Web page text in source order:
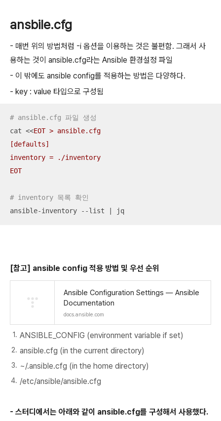
ansbile.cfg
- 매번 위의 방법처럼 -i 옵션을 이용하는 것은 불편함. 그래서 사
용하는 것이 ansible.cfg라는 Ansible 환경설정 파일
- 이 밖에도 ansible config를 적용하는 방법은 다양하다.
- key : value 타입으로 구성됨
# ansible.cfg 파일 생성
cat <<EOT > ansible.cfg
[defaults]
inventory = ./inventory
EOT
# inventory 목록 확인
ansible-inventory --list | jq
[참고] ansible config 적용 방법 및 우선 순위
Ansible Configuration Settings — Ansible
Documentation
docs.ansible.com
ANSIBLE_CONFIG (environment variable if set)
ansible.cfg (in the current directory)
~/.ansible.cfg (in the home directory)
/etc/ansible/ansible.cfg
- 스터디에서는 아래와 같이 ansible.cfg를 구성해서 사용했다.